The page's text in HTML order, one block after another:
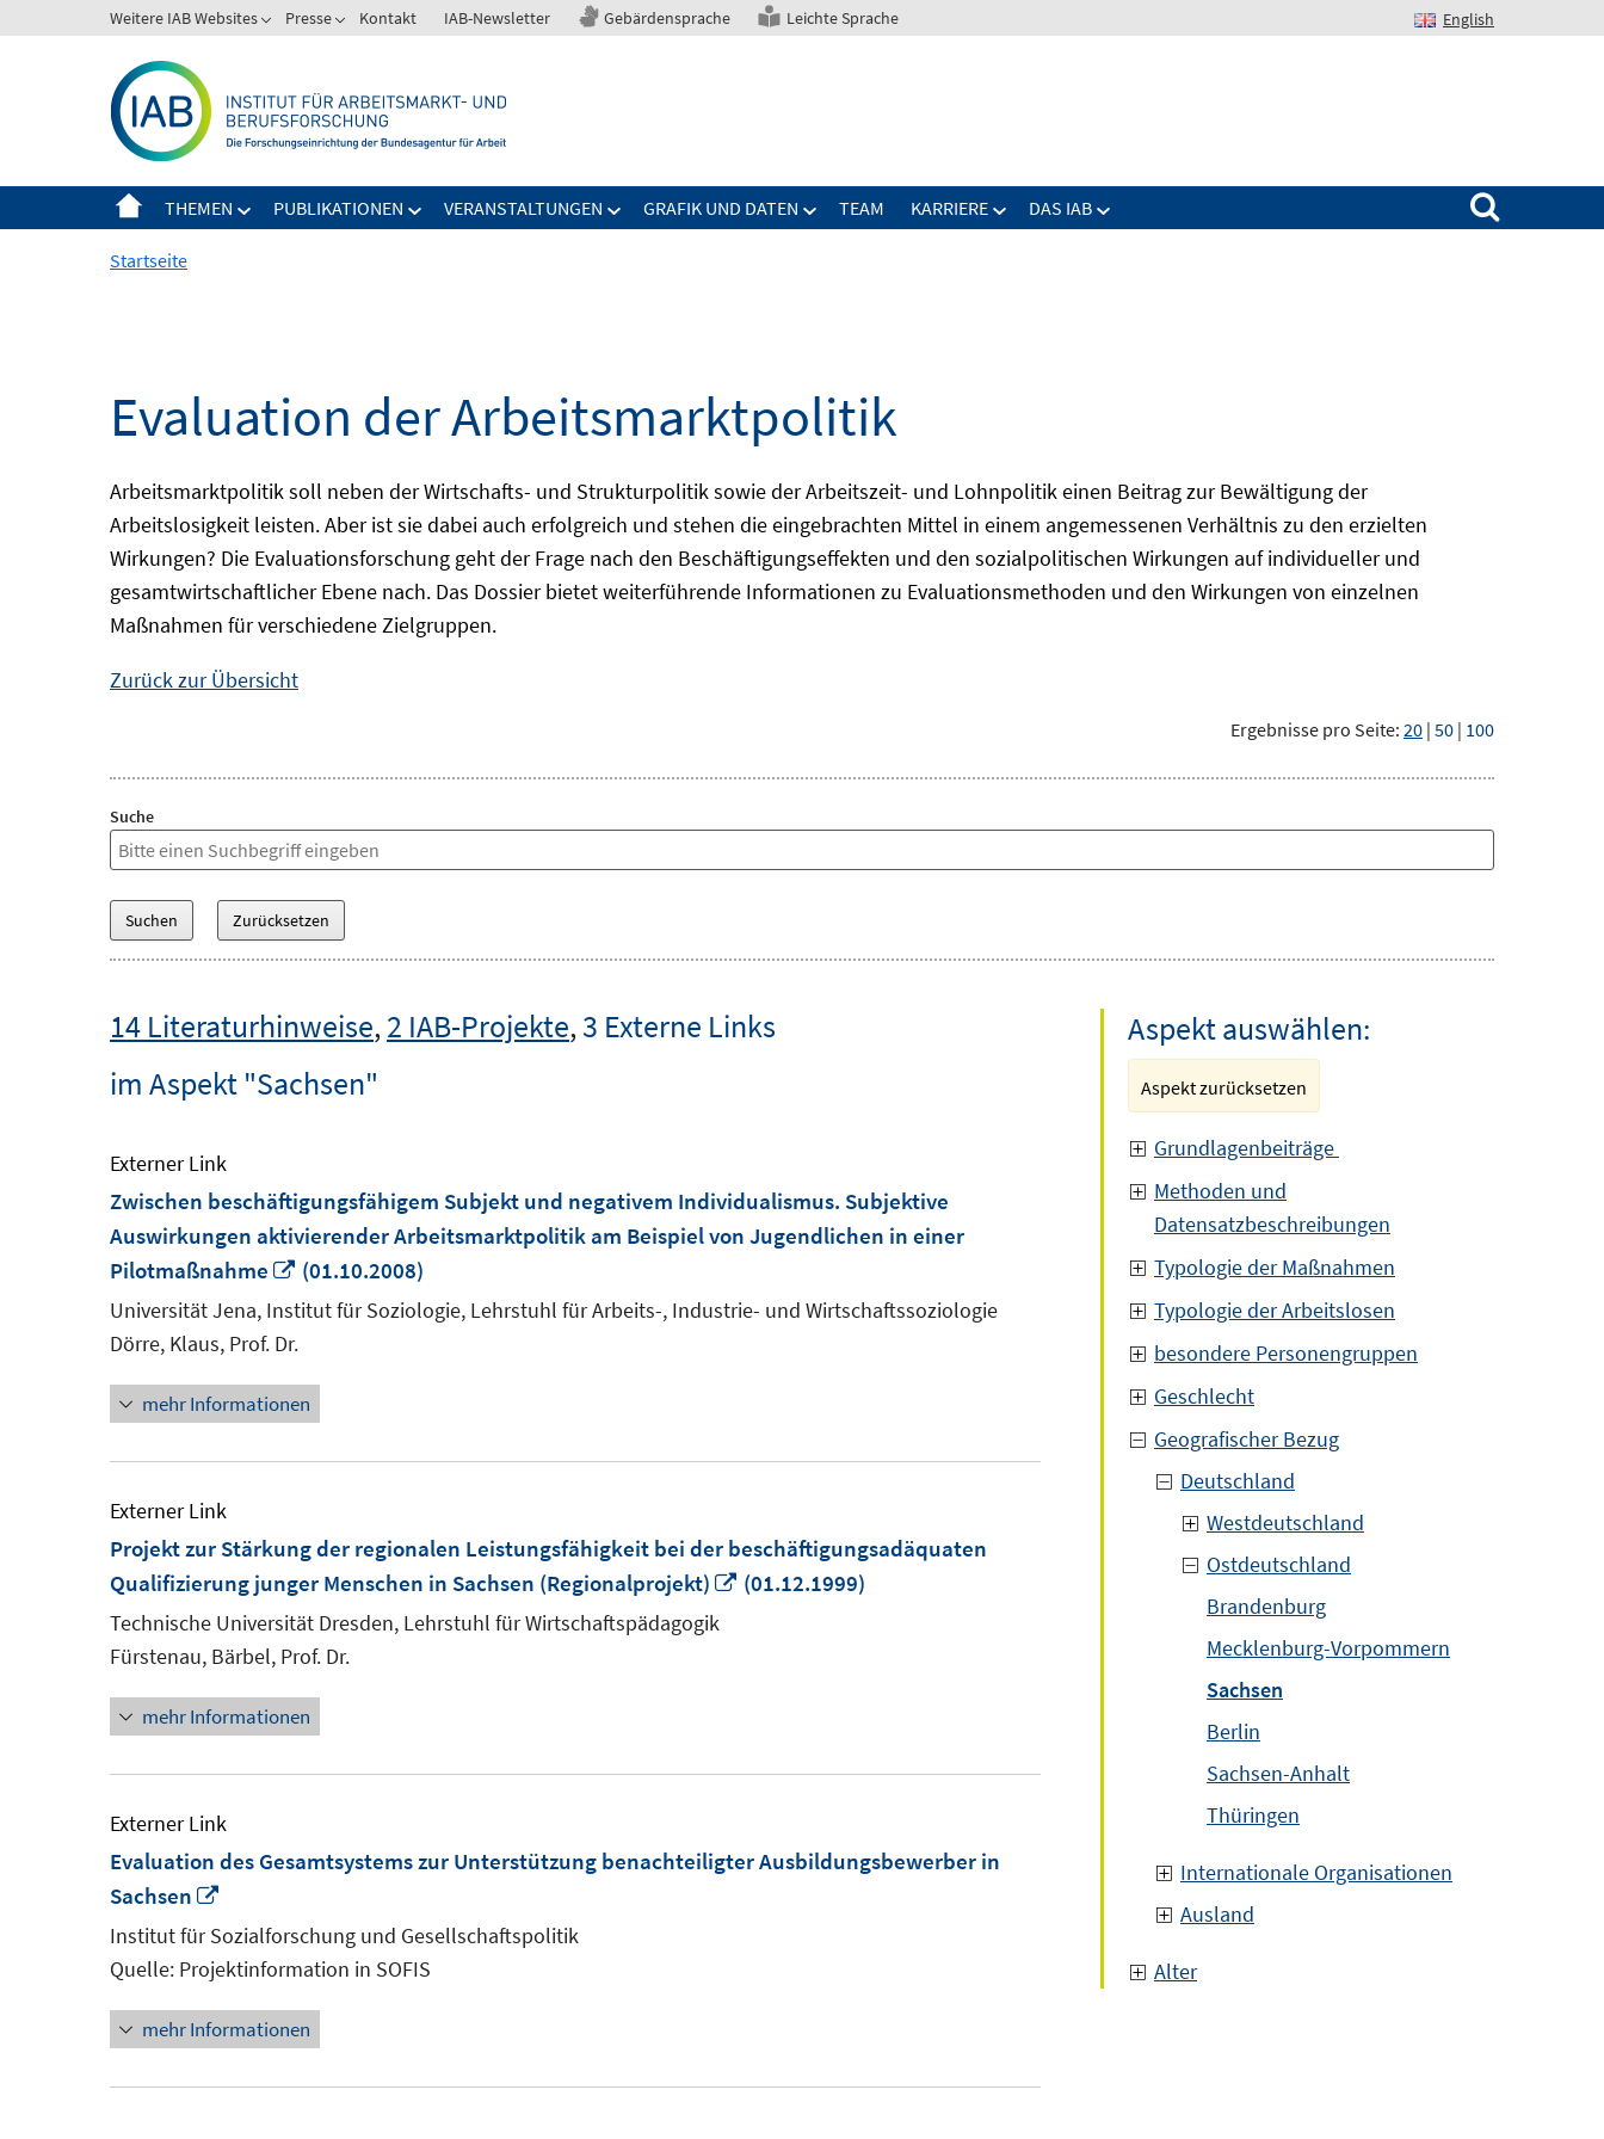
zum
Weitere IAB Websites Presse Kontakt IAB-Newsletter Gebärdensprache Leichte Sprache English
THEMEN PUBLIKATIONEN VERANSTALTUNGEN GRAFIK UND DATEN TEAM KARRIERE DAS IAB
Suchen nach:
Startseite
Evaluation der Arbeitsmarktpolitik
Arbeitsmarktpolitik soll neben der Wirtschafts- und Strukturpolitik sowie der Arbeitszeit- und Lohnpolitik einen Beitrag zur Bewältigung der
Arbeitslosigkeit leisten. Aber ist sie dabei auch erfolgreich und stehen die eingebrachten Mittel in einem angemessenen Verhältnis zu den erzielten
Wirkungen? Die Evaluationsforschung geht der Frage nach den Beschäftigungseffekten und den sozialpolitischen Wirkungen auf individueller und
gesamtwirtschaftlicher Ebene nach. Das Dossier bietet weiterführende Informationen zu Evaluationsmethoden und den Wirkungen von einzelnen
Maßnahmen für verschiedene Zielgruppen.
Zurück zur Übersicht
Ergebnisse pro Seite: 20 | 50 | 100
Suche
14 Literaturhinweise,2 IAB-Projekte,3 Externe Links
im Aspekt "Sachsen"
Externer Link
Zwischen beschäftigungsfähigem Subjekt und negativem Individualismus. Subjektive
Auswirkungen aktivierender Arbeitsmarktpolitik am Beispiel von Jugendlichen in einer
Pilotmaßnahme
In
neuem
(01.10.2008)
Universität Jena, Institut für Soziologie, Lehrstuhl für Arbeits-, Industrie- und Wirtschaftssoziologie
Dörre, Klaus, Prof. Dr.
mehr Informationen
Externer Link
Projekt zur Stärkung der regionalen Leistungsfähigkeit bei der beschäftigungsadäquaten
Qualifizierung junger Menschen in Sachsen (Regionalprojekt)
In
(01.12.1999)
Technische Universität Dresden, Lehrstuhl für Wirtschaftspädagogik
Fürstenau, Bärbel, Prof. Dr.
mehr Informationen
Externer Link
Evaluation des Gesamtsystems zur Unterstützung benachteiligter Ausbildungsbewerber in
Sachsen
neuem
Fenster
Institut für Sozialforschung und Gesellschaftspolitik
Quelle: Projektinformation in SOFIS
mehr Informationen
Aspekt auswählen:
Aspekt zurücksetzen
Grundlagenbeiträge
Methoden und
Datensatzbeschreibungen
Typologie der Maßnahmen
Typologie der Arbeitslosen
besondere Personengruppen
Geschlecht
Geografischer Bezug
Deutschland
Westdeutschland
Ostdeutschland
Brandenburg
Mecklenburg-Vorpommern
Sachsen
Berlin
Sachsen-Anhalt
Thüringen
Internationale Organisationen
Ausland
Alter